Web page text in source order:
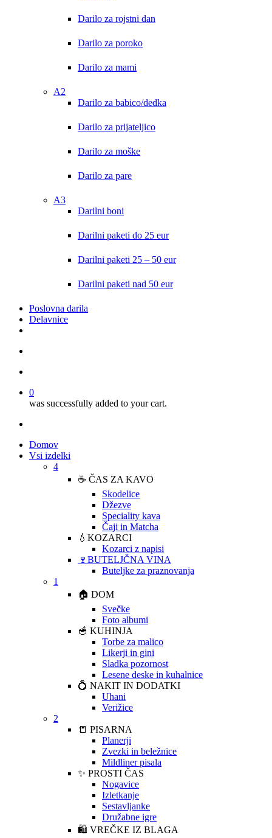
Darilo za rojstni dan
Darilo za poroko
Darilo za mami
A2
Darilo za babico/dedka
Darilo za prijateljico
Darilo za moške
Darilo za pare
A3
Darilni boni
Darilni paketi do 25 eur
Darilni paketi 25 – 50 eur
Darilni paketi nad 50 eur
Poslovna darila
Delavnice
0
was successfully added to your cart.
Domov
Vsi izdelki
4
☕ ČAS ZA KAVO
Skodelice
Džezve
Speciality kava
Čaji in Matcha
💧KOZARCI
Kozarci z napisi
🍷BUTELJČNA VINA
Buteljke za praznovanja
1
🏠 DOM
Svečke
Foto albumi
🥣 KUHINJA
Torbe za malico
Likerji in gini
Sladka pozornost
Lesene deske in kuhalnice
💍 NAKIT IN DODATKI
Uhani
Verižice
2
📒 PISARNA
Planerji
Zvezki in beležnice
Mildliner pisala
✨ PROSTI ČAS
Nogavice
Izletkanje
Sestavljanke
Družabne igre
🛍️ VREČKE IZ BLAGA